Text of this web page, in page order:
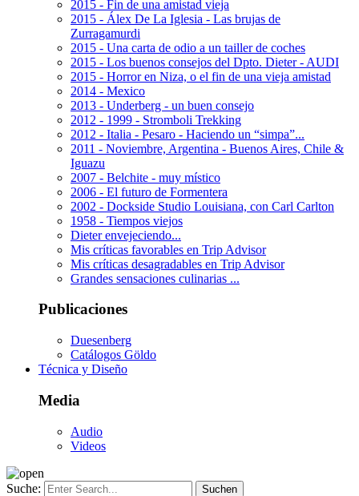
2015 - Fin de una amistad vieja
2015 - Álex De La Iglesia - Las brujas de
Zurragamurdi
2015 - Una carta de odio a un tailler de coches
2015 - Los buenos consejos del Dpto. Dieter - AUDI
2015 - Horror en Niza, o el fin de una vieja amistad
2014 - Mexico
2013 - Underberg - un buen consejo
2012 - 1999 - Stromboli Trekking
2012 - Italia - Pesaro - Haciendo un “simpa”...
2011 - Noviembre, Argentina - Buenos Aires, Chile &
Iguazu
2007 - Belchite - muy místico
2006 - El futuro de Formentera
2002 - Dockside Studio Louisiana, con Carl Carlton
1958 - Tiempos viejos
Dieter envejeciendo...
Mis críticas favorables en Trip Advisor
Mis críticas desagradables en Trip Advisor
Grandes sensaciones culinarias ...
Publicaciones
Duesenberg
Catálogos Göldo
Técnica y Diseño
Media
Audio
Videos
Suche: